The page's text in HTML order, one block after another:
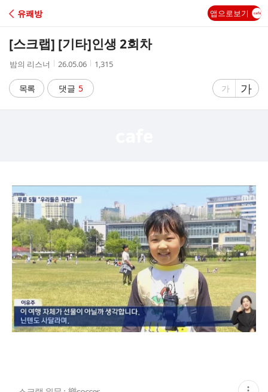
C
A
유쾌방 앱으로보기
[스크랩] [기타]인생 2회차
작
자
밤의 리스너
작
시
간
26.05.06
조
1,315
목록 댓글 5
글
가
글
자
가